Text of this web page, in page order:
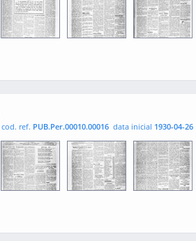
0001 0002 0003
cod. ref. PUB.Per.00010.00016 data inicial 1930-04-26
0001 0002 0003